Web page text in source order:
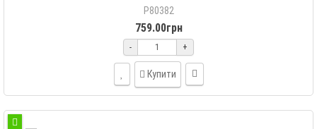
P80382
759.00грн
- +
Купити